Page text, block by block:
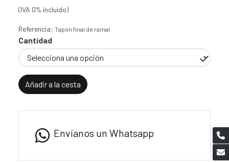
(IVA 0% incluido)
Referencia: Tapón final de ramal
Cantidad
Añadir a la cesta
Envíanos un Whatsapp